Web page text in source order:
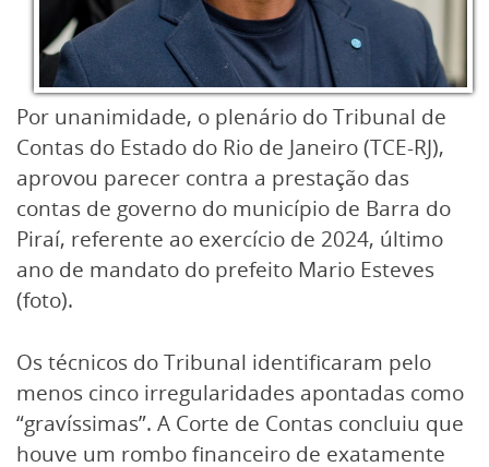
Por unanimidade, o plenário do Tribunal de
Contas do Estado do Rio de Janeiro (TCE-RJ),
aprovou parecer contra a prestação das
contas de governo do município de Barra do
Piraí, referente ao exercício de 2024, último
ano de mandato do prefeito Mario Esteves
(foto).
Os técnicos do Tribunal identificaram pelo
menos cinco irregularidades apontadas como
“gravíssimas”. A Corte de Contas concluiu que
houve um rombo financeiro de exatamente